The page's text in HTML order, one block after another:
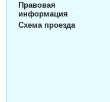
Правовая
информация
Схема проезда